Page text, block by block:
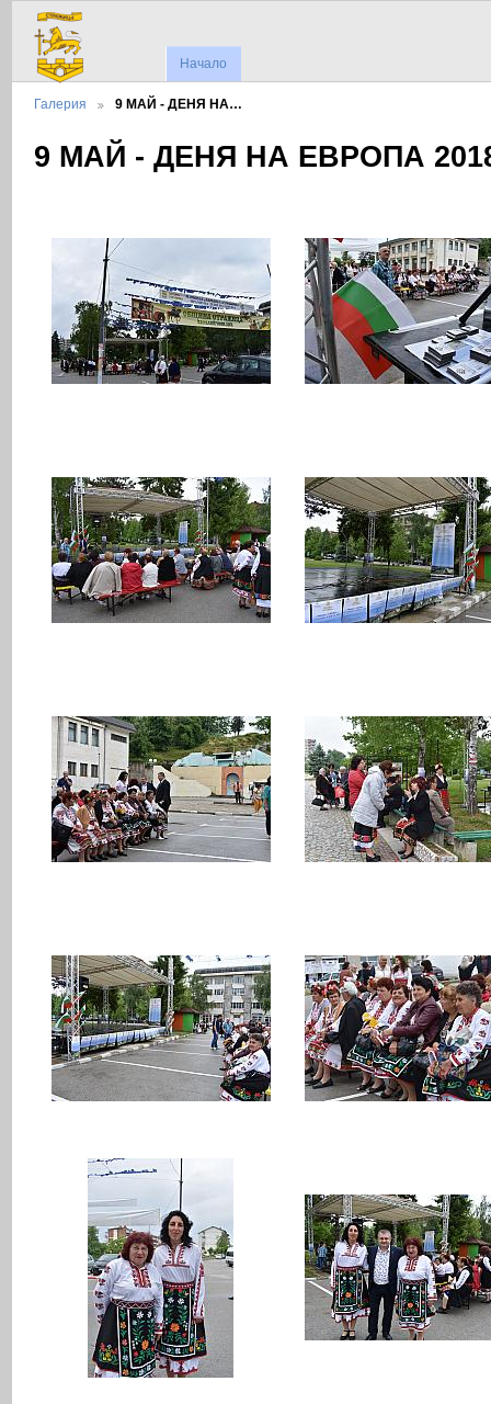
Начало
Галерия 9 МАЙ - ДЕНЯ НА…
9 МАЙ - ДЕНЯ НА ЕВРОПА